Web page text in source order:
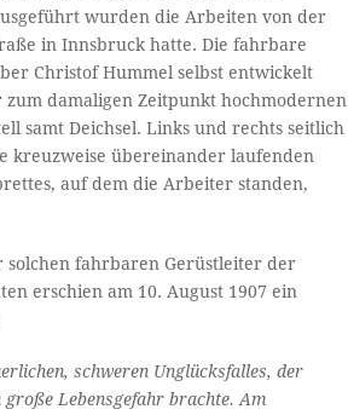
wurden die Arbeiten von der
in Innsbruck hatte. Die fahrbare
Christof Hummel selbst entwickelt
damaligen Zeitpunkt hochmodernen
samt Deich­sel. Links und rechts seitlich
kreuzweise übereinander laufenden
auf dem die Arbeiter standen,
solchen fahrbaren Gerüstleiter der
erschien am 10. August 1907 ein
schweren Unglücksfalles, der
Lebensgefahr brachte. Am